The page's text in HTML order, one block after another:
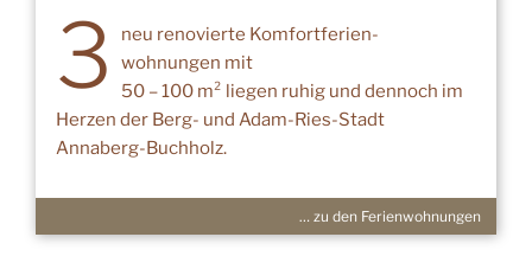
3
neu renovierte Komfortferien-
wohnungen mit
50 – 100 m² liegen ruhig und dennoch im
Herzen der Berg- und Adam-Ries-Stadt
Annaberg-Buchholz.
… zu den Ferienwohnungen